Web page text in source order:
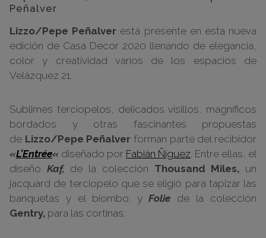
Peñalver
Lizzo/Pepe Peñalver está presente en esta nueva
edición de Casa Decor 2020 llenando de elegancia,
color y creatividad varios de los espacios de
Velázquez 21.
Sublimes terciopelos, delicados visillos, magníficos
bordados y otras fascinantes propuestas
de Lizzo/Pepe Peñalver forman parte del recibidor
«L’Entrée« diseñado por Fabián Ñíguez. Entre ellas, el
diseño Kaf, de la colección Thousand Miles, un
jacquard de terciopelo que se eligió para tapizar las
banquetas y el biombo; yFolie de la colección
Gentry, para las cortinas.